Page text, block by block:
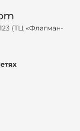
(ТЦ «Флагман-